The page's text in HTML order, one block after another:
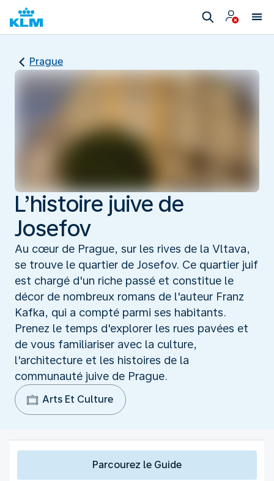
Prague
L’histoire juive de
Josefov
Au cœur de Prague, sur les rives de la Vltava,
se trouve le quartier de Josefov. Ce quartier juif
est chargé d'un riche passé et constitue le
décor de nombreux romans de l'auteur Franz
Kafka, qui a compté parmi ses habitants.
Prenez le temps d'explorer les rues pavées et
de vous familiariser avec la culture,
l'architecture et les histoires de la
communauté juive de Prague.
Arts Et Culture
Parcourez le Guide